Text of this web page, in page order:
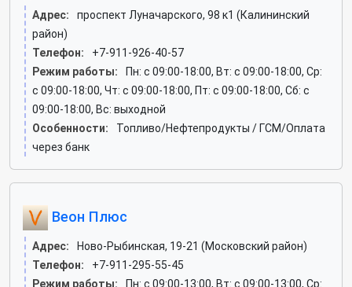
Адрес:
проспект Луначарского, 98 к1 (Калининский
район)
Телефон:
+7-911-926-40-57
Режим работы:
Пн: c 09:00-18:00, Вт: c 09:00-18:00, Ср:
c 09:00-18:00, Чт: c 09:00-18:00, Пт: c 09:00-18:00, Сб: c
09:00-18:00, Вс: выходной
Особенности:
Топливо/Нефтепродукты / ГСМ/Оплата
через банк
Веон Плюс
Адрес:
Ново-Рыбинская, 19-21 (Московский район)
Телефон:
+7-911-295-55-45
Режим работы:
Пн: c 09:00-13:00, Вт: c 09:00-13:00, Ср: